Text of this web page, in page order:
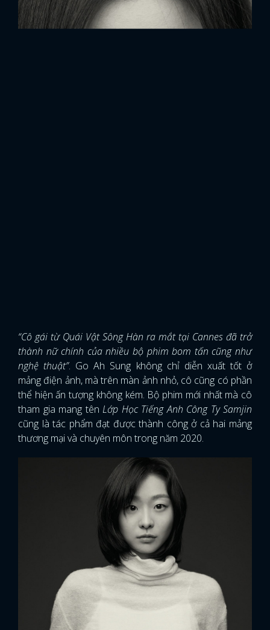
“Cô gái từ Quái Vật Sông Hàn ra mắt tại Cannes đã trở
thành nữ chính của nhiều bộ phim bom tấn cũng như
nghệ thuật”. Go Ah Sung không chỉ diễn xuất tốt ở
mảng điện ảnh, mà trên màn ảnh nhỏ, cô cũng có phần
thể hiện ấn tượng không kém. Bộ phim mới nhất mà cô
tham gia mang tên Lớp Học Tiếng Anh Công Ty Samjin
cũng là tác phẩm đạt được thành công ở cả hai mảng
thương mại và chuyên môn trong năm 2020.